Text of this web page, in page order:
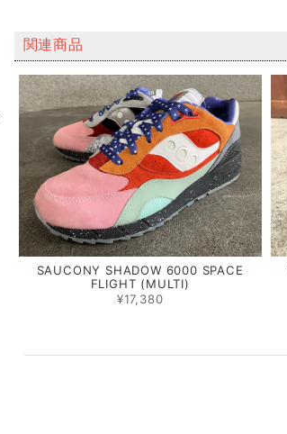
関連商品
SAUCONY SHADOW 6000 SPACE
FLIGHT (MULTI)
¥17,380